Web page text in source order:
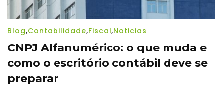
Blog,Contabilidade,Fiscal,Noticias
CNPJ Alfanumérico: o que muda e
como o escritório contábil deve se
preparar